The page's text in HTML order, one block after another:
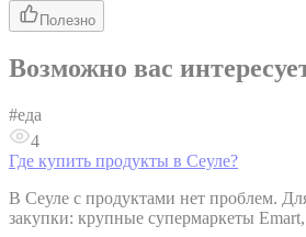
Полезно
Возможно вас
#еда
4
Где купить продукты в Сеуле?
В Сеуле с продуктами нет проблем.
закупки: крупные супермаркеты